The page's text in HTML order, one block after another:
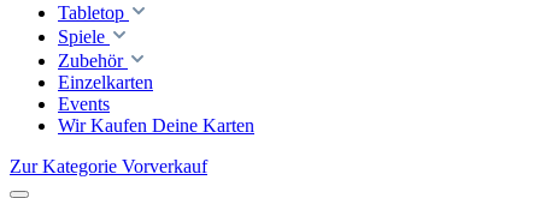
Tabletop
Spiele
Zubehör
Einzelkarten
Events
Wir Kaufen Deine Karten
Zur Kategorie Vorverkauf